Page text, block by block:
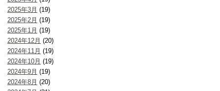
2025年3月 (19)
2025年2月 (19)
2025年1月 (19)
2024年12月 (20)
2024年11月 (19)
2024年10月 (19)
2024年9月 (19)
2024年8月 (20)